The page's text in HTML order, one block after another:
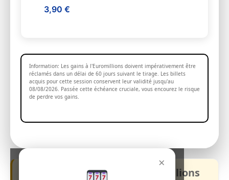
3,90 €
Information: Les gains à l'Euromillions doivent impérativement être
réclamés dans un délai de 60 jours suivant le tirage. Les billets
acquis pour cette session conservent leur validité jusqu'au
08/08/2026. Passée cette échéance cruciale, vous encourez le risque
de perdre vos gains.
×
La prochaine cagnotte Euromillions